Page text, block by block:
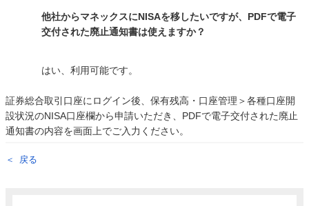
他社からマネックスにNISAを移したいですが、PDFで電子
交付された廃止通知書は使えますか？
はい、利用可能です。
証券総合取引口座にログイン後、保有残高・口座管理＞各種口座開
設状況のNISA口座欄から申請いただき、PDFで電子交付された廃止
通知書の内容を画面上でご入力ください。
戻る